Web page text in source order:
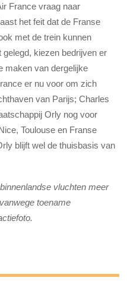
France vraag naar
het feit dat de Franse
met de trein kunnen
gelegd, kiezen bedrijven er
maken van dergelijke
er nu voor om zich
van Parijs; Charles
Orly nog voor
Toulouse en Franse
blijft wel de thuisbasis van
vluchten meer
toename